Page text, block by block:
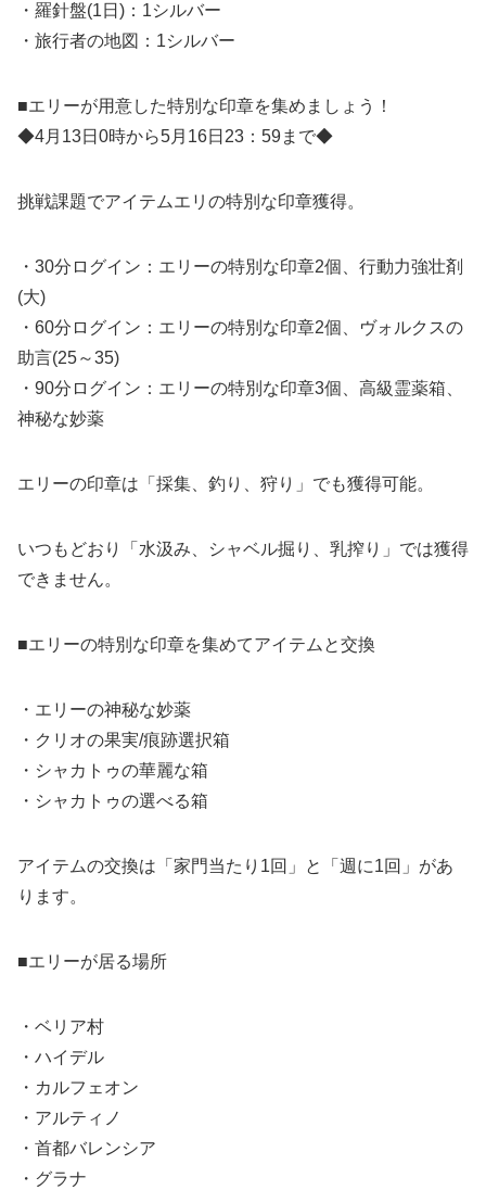
・羅針盤(1日)：1シルバー
・旅行者の地図：1シルバー
■エリーが用意した特別な印章を集めましょう！
◆4月13日0時から5月16日23：59まで◆
挑戦課題でアイテムエリの特別な印章獲得。
・30分ログイン：エリーの特別な印章2個、行動力強壮剤
(大)
・60分ログイン：エリーの特別な印章2個、ヴォルクスの
助言(25～35)
・90分ログイン：エリーの特別な印章3個、高級霊薬箱、
神秘な妙薬
エリーの印章は「採集、釣り、狩り」でも獲得可能。
いつもどおり「水汲み、シャベル掘り、乳搾り」では獲得
できません。
■エリーの特別な印章を集めてアイテムと交換
・エリーの神秘な妙薬
・クリオの果実/痕跡選択箱
・シャカトゥの華麗な箱
・シャカトゥの選べる箱
アイテムの交換は「家門当たり1回」と「週に1回」があ
ります。
■エリーが居る場所
・ベリア村
・ハイデル
・カルフェオン
・アルティノ
・首都バレンシア
・グラナ